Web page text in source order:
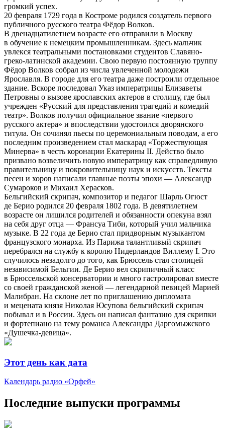
громкий успех.
20 февраля 1729 года в Костроме родился создатель первого
публичного русского театра Фёдор Волков.
В двенадцатилетнем возрасте его отправили в Москву
в обучение к немецким промышленникам. Здесь мальчик
увлекся театральными постановками студентов Славяно-
греко-латинской академии. Свою первую постоянную труппу
Фёдор Волков собрал из числа увлеченной молодежи
Ярославля. В городе для его театра даже построили отдельное
здание. Вскоре последовал Указ императрицы Елизаветы
Петровны о вызове ярославских актеров в столицу, где был
учрежден «Русский для представления трагедий и комедий
театр». Волков получил официальное звание «первого
русского актера» и впоследствии удостоился дворянского
титула. Он сочинял пьесы по церемониальным поводам, а его
последним произведением стал маскарад «Торжествующая
Минерва» в честь коронации Екатерины II. Действо было
призвано возвеличить новую императрицу как справедливую
правительницу и покровительницу наук и искусств. Тексты
песен и хоров написали главные поэты эпохи — Александр
Сумароков и Михаил Херасков.
Бельгийский скрипач, композитор и педагог Шарль Огюст
де Берио родился 20 февраля 1802 года. В девятилетнем
возрасте он лишился родителей и обязанности опекуна взял
на себя друг отца — Франсуа Тиби, который учил мальчика
музыке. В 22 года де Берио стал придворным музыкантом
французского монарха. Из Парижа талантливый скрипач
перебрался на службу к королю Нидерландов Виллему I. Это
случилось незадолго до того, как Брюссель стал столицей
независимой Бельгии. Де Берио вел скрипичный класс
в Брюссельской консерватории и много гастролировал вместе
со своей гражданской женой — легендарной певицей Марией
Малибран. На склоне лет по приглашению дипломата
и мецената князя Николая Юсупова бельгийский скрипач
побывал и в России. Здесь он написал фантазию для скрипки
и фортепиано на тему романса Александра Даргомыжского
«Душечка-девица».
Этот день как дата
Календарь радио «Орфей»
Последние выпуски программы